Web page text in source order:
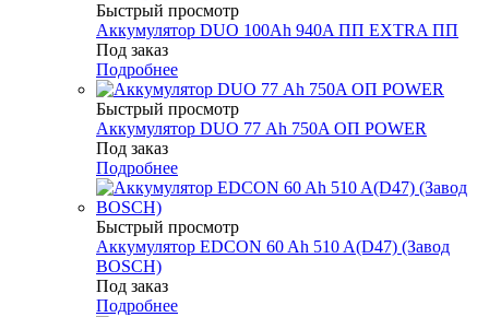
Быстрый просмотр
Аккумулятор DUO 100Аh 940A ПП EXTRA ПП
Под заказ
Подробнее
Быстрый просмотр
Аккумулятор DUO 77 Аh 750A ОП POWER
Под заказ
Подробнее
Быстрый просмотр
Аккумулятор EDCON 60 Ah 510 A(D47) (Завод
BOSCH)
Под заказ
Подробнее